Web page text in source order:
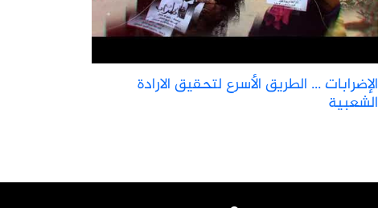
الإضرابات ... الطريق الأسرع لتحقيق الارادة
الشعبية